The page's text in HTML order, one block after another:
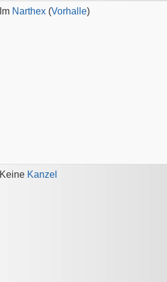
Im Narthex (Vorhalle)
Keine Kanzel